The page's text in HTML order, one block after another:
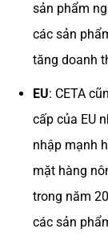
sản phẩm
các sản
tăng doanh
EU: CETA
cấp của EU
nhập mạnh
mặt hàng
trong năm
các sản